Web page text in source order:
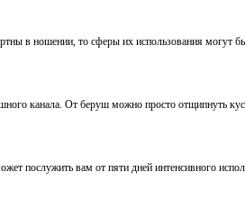
в ношении, то сферы их использования могут
канала. От беруш можно просто отщипнуть
послужить вам от пяти дней интенсивного